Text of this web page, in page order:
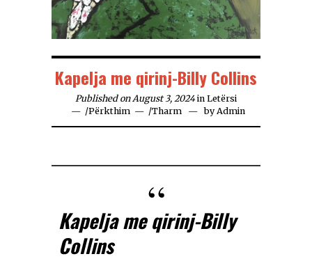
Kapelja me qirinj-Billy Collins
Published on August 3, 2024 in Letërsi
/Përkthim /Tharm byAdmin
Kapelja me qirinj-Billy
Collins